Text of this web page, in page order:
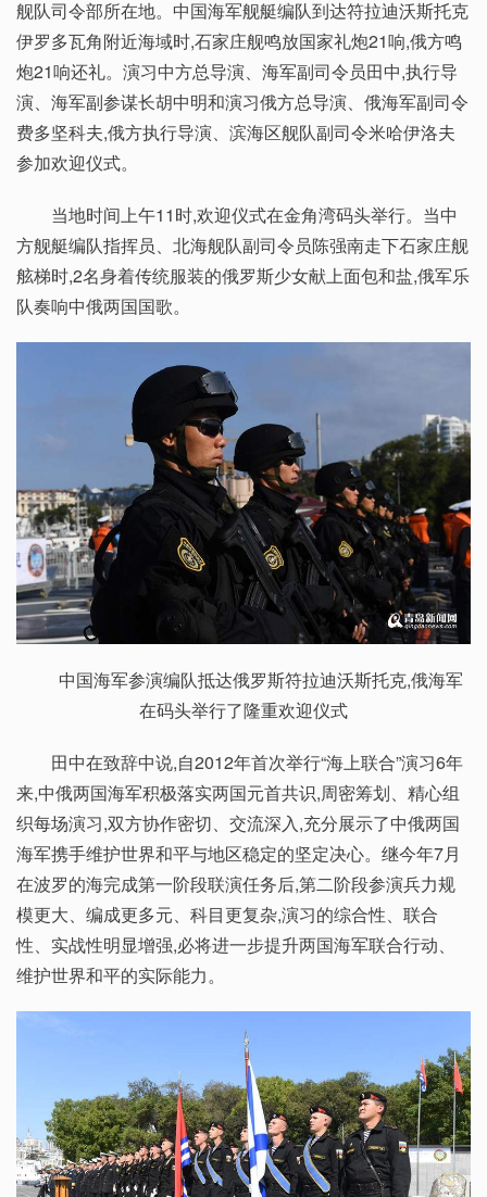
舰队司令部所在地。中国海军舰艇编队到达符拉迪沃斯托克
伊罗多瓦角附近海域时,石家庄舰鸣放国家礼炮21响,俄方鸣
炮21响还礼。演习中方总导演、海军副司令员田中,执行导
演、海军副参谋长胡中明和演习俄方总导演、俄海军副司令
费多坚科夫,俄方执行导演、滨海区舰队副司令米哈伊洛夫
参加欢迎仪式。
当地时间上午11时,欢迎仪式在金角湾码头举行。当中
方舰艇编队指挥员、北海舰队副司令员陈强南走下石家庄舰
舷梯时,2名身着传统服装的俄罗斯少女献上面包和盐,俄军乐
队奏响中俄两国国歌。
中国海军参演编队抵达俄罗斯符拉迪沃斯托克,俄海军
在码头举行了隆重欢迎仪式
田中在致辞中说,自2012年首次举行“海上联合”演习6年
来,中俄两国海军积极落实两国元首共识,周密筹划、精心组
织每场演习,双方协作密切、交流深入,充分展示了中俄两国
海军携手维护世界和平与地区稳定的坚定决心。继今年7月
在波罗的海完成第一阶段联演任务后,第二阶段参演兵力规
模更大、编成更多元、科目更复杂,演习的综合性、联合
性、实战性明显增强,必将进一步提升两国海军联合行动、
维护世界和平的实际能力。